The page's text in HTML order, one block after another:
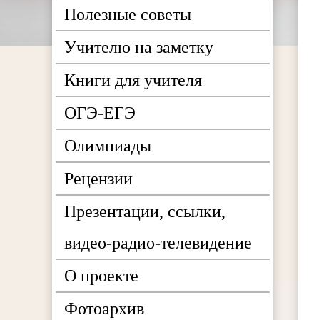
Полезные советы
Учителю на заметку
Книги для учителя
ОГЭ-ЕГЭ
Олимпиады
Рецензии
Презентации, ссылки,
видео-радио-телевидение
О проекте
Фотоархив